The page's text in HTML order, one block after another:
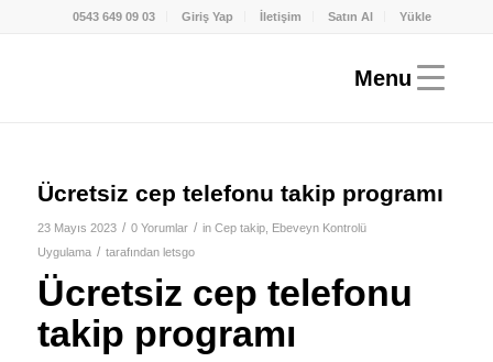
0543 649 09 03 Giriş Yap İletişim Satın Al Yükle
Ücretsiz cep telefonu takip programı
23 Mayıs 2023 / 0 Yorumlar / in Cep takip, Ebeveyn Kontrolü
Uygulama / tarafından letsgo
Ücretsiz cep telefonu
takip programı